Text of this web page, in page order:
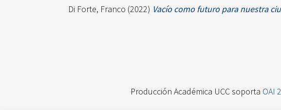
Di Forte, Franco (2022) Vacío como futuro para nuestra
Producción Académica UCC soporta OAI